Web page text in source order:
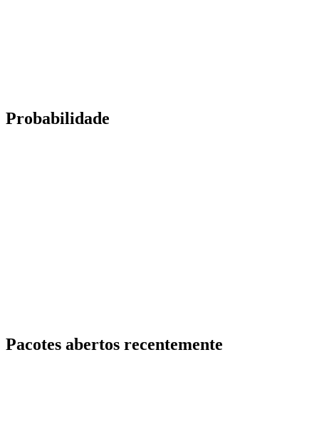
Probabilidade
Pacotes abertos recentemente